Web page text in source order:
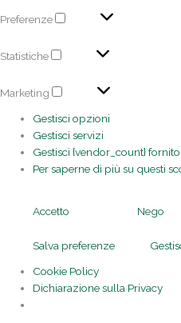
Preferenze
Statistiche
Marketing
Gestisci opzioni
Gestisci servizi
Gestisci {vendor_count}
Per saperne di più su questi
Accetto Nego
Salva preferenze
Cookie Policy
Dichiarazione sulla Privacy